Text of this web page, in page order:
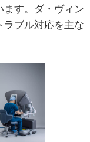
ます。ダ・ヴィン
ラブル対応を主な